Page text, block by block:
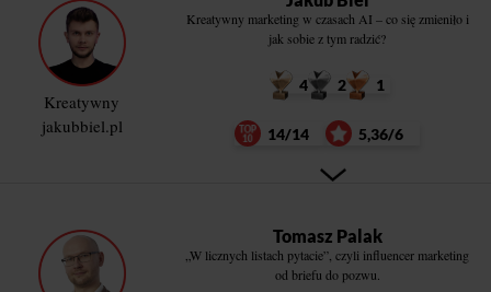
Kreatywny
jakubbiel.pl
Kreatywny marketing w czasach AI – co się zmieniło i
jak sobie z tym radzić?
4 2 1
14/14 5,36/6
Tomasz Palak
„W licznych listach pytacie”, czyli influencer marketing
od briefu do pozwu.